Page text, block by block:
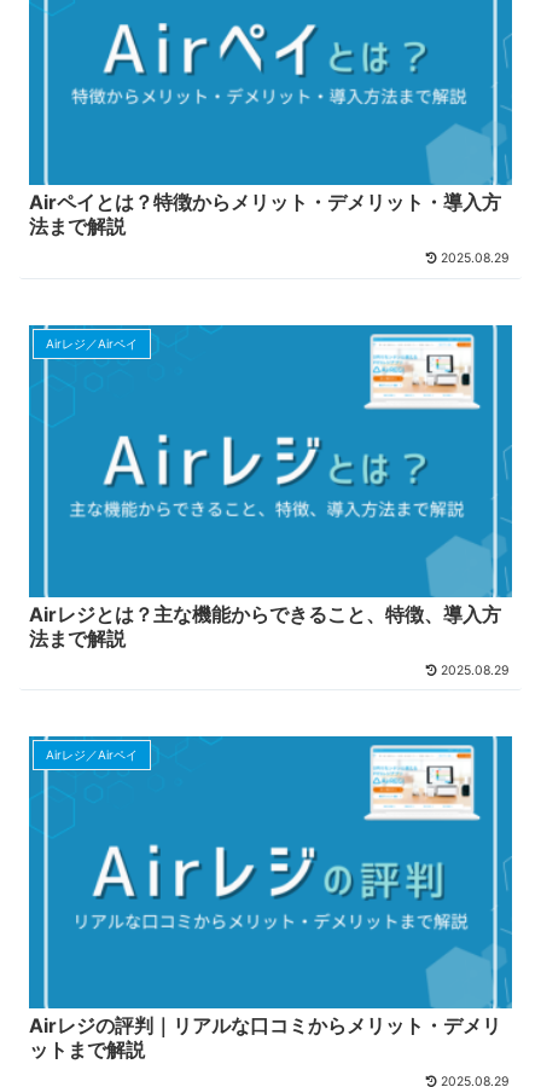
Airペイとは？特徴からメリット・デメリット・導入方
法まで解説
2025.08.29
Airレジ／Airペイ
Airレジとは？主な機能からできること、特徴、導入方
法まで解説
2025.08.29
Airレジ／Airペイ
Airレジの評判｜リアルな口コミからメリット・デメリ
ットまで解説
2025.08.29